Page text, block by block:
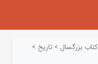
کتاب بزرگسال > تاريخ >